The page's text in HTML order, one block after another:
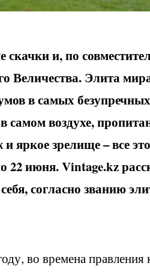
и, по
Величества. Элита
в самых
самом воздухе,
яркое зрелище – все
22 июня.Vintage.kz
согласно званию
во времена